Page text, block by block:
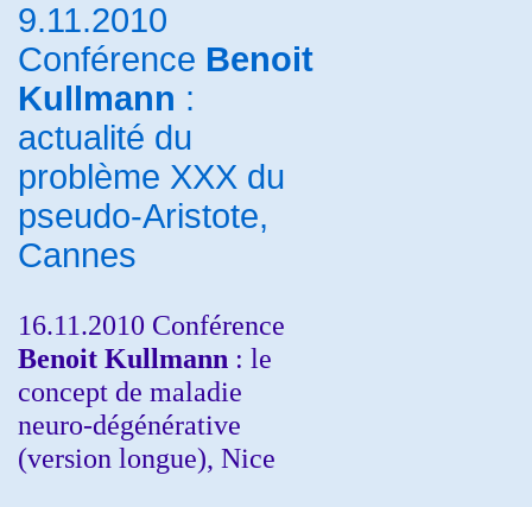
9.11.2010
Conférence Benoit
Kullmann :
actualité du
problème XXX du
pseudo-Aristote,
Cannes
16.11.2010 Conférence
Benoit Kullmann : le
concept de maladie
neuro-dégénérative
(version longue), Nice